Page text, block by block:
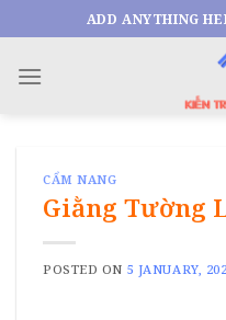
to
content
ADD ANYTHING
CẨM NANG
Giằng Tường
POSTED ON 5 JANUARY,